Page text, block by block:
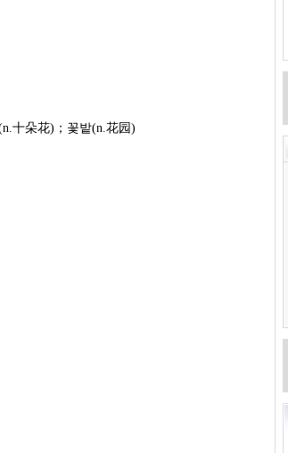
十朵花)；꽃밭(n.花园)